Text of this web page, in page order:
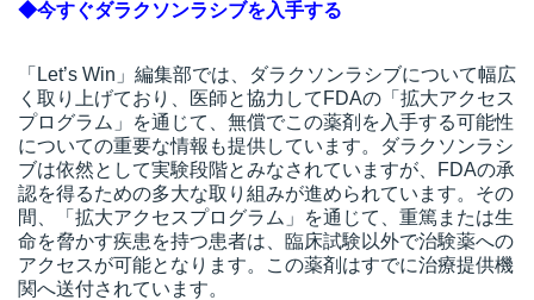
◆今すぐダラクソンラシブを入手する
「Let’s Win」編集部では、ダラクソンラシブについて幅広
く取り上げており、医師と協力してFDAの「拡大アクセス
プログラム」を通じて、無償でこの薬剤を入手する可能性
についての重要な情報も提供しています。ダラクソンラシ
ブは依然として実験段階とみなされていますが、FDAの承
認を得るための多大な取り組みが進められています。その
間、「拡大アクセスプログラム」を通じて、重篤または生
命を脅かす疾患を持つ患者は、臨床試験以外で治験薬への
アクセスが可能となります。この薬剤はすでに治療提供機
関へ送付されています。